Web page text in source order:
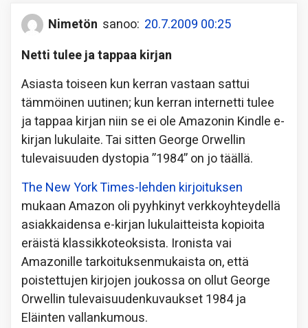
Nimetön sanoo: 20.7.2009 00:25
Netti tulee ja tappaa kirjan
Asiasta toiseen kun kerran vastaan sattui
tämmöinen uutinen; kun kerran internetti tulee
ja tappaa kirjan niin se ei ole Amazonin Kindle e-
kirjan lukulaite. Tai sitten George Orwellin
tulevaisuuden dystopia ”1984” on jo täällä.
The New York Times-lehden kirjoituksen
mukaan Amazon oli pyyhkinyt verkkoyhteydellä
asiakkaidensa e-kirjan lukulaitteista kopioita
eräistä klassikkoteoksista. Ironista vai
Amazonille tarkoituksenmukaista on, että
poistettujen kirjojen joukossa on ollut George
Orwellin tulevaisuudenkuvaukset 1984 ja
Eläinten vallankumous.